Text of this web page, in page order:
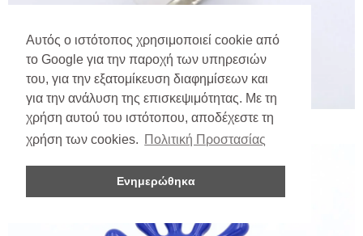
Αυτός ο ιστότοπος χρησιμοποιεί cookie από
το Google για την παροχή των υπηρεσιών
του, για την εξατομίκευση διαφημίσεων και
για την ανάλυση της επισκεψιμότητας. Με τη
χρήση αυτού του ιστότοπου, αποδέχεστε τη
χρήση των cookies. Πολιτική Προστασίας
Ενημερώθηκα